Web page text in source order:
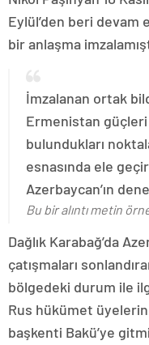
Eylül’den beri devam
bir anlaşma
İmzalanan ortak
Ermenistan güçleri
bulundukları
esnasında ele
Azerbaycan’ın
Bu bir alıntı metin
Dağlık Karabağ’da
çatışmaları
bölgedeki durum ile
Rus hükümet
başkenti Bakü’ye